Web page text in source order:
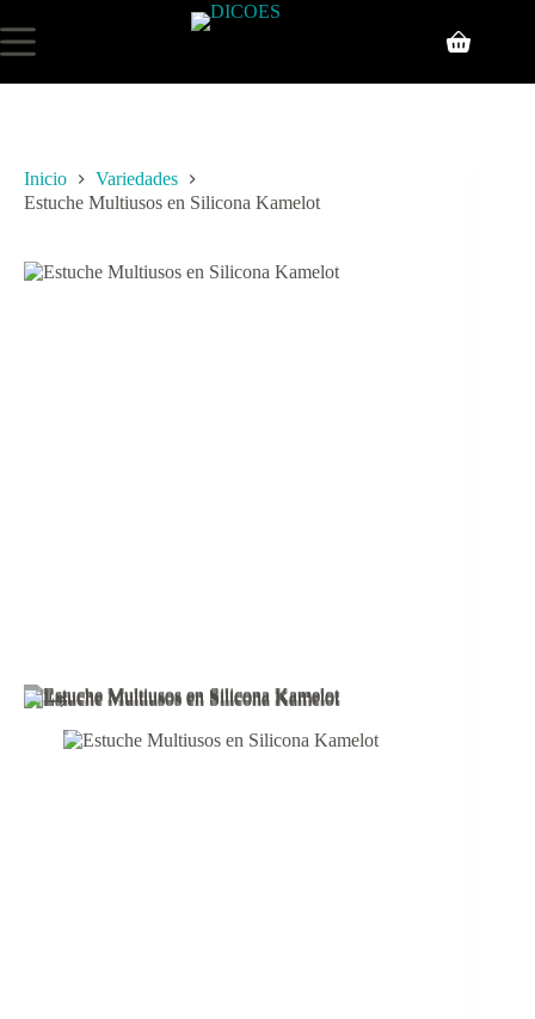
Inicio
Variedades
Estuche Multiusos en Silicona Kamelot